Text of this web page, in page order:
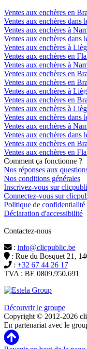
Ventes aux enchères en
Ventes aux enchères dans
Ventes aux enchères à
Ventes aux enchères dans
Ventes aux enchères à
Ventes aux enchères en
Ventes aux enchères à
Ventes aux enchères en
Ventes aux enchères en
Ventes aux enchères à
Ventes aux enchères en
Ventes aux enchères à
Ventes aux enchères dans
Ventes aux enchères à
Ventes aux enchères dans
Ventes aux enchères en
Ventes aux enchères en
Comment ça fonctionne ?
Nos réponses aux
Nos conditions générales
Inscrivez-vous sur
Connectez-vous sur
Politique de
Déclaration d'accessibilité
Contactez-nous
: info@clicpublic.be
: Rue du Bosquet 21,
: +32 67 44 26 17
TVA : BE 0809.950.691
Découvrir le groupe
Copyright © 2012-2026
En partenariat avec le